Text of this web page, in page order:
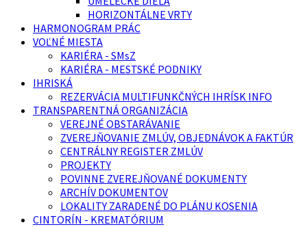
HORIZONTÁLNE VRTY
HARMONOGRAM PRÁC
VOĽNÉ MIESTA
KARIÉRA - SMsZ
KARIÉRA - MESTSKÉ PODNIKY
IHRISKÁ
REZERVÁCIA MULTIFUNKČNÝCH IHRÍSK INFO
TRANSPARENTNÁ ORGANIZÁCIA
VEREJNÉ OBSTARÁVANIE
ZVEREJŇOVANIE ZMLÚV, OBJEDNÁVOK A FAKTÚR
CENTRÁLNY REGISTER ZMLÚV
PROJEKTY
POVINNE ZVEREJŇOVANÉ DOKUMENTY
ARCHÍV DOKUMENTOV
LOKALITY ZARADENÉ DO PLÁNU KOSENIA
CINTORÍN - KREMATÓRIUM